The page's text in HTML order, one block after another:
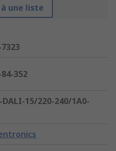
une liste
352
15/220-240/1A0-